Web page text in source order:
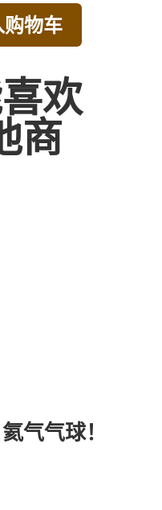
购物车
欢
商
氦气气球！